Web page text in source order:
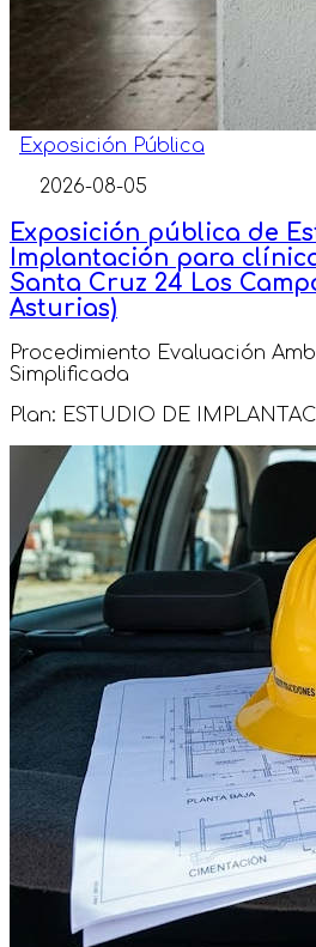
Exposición Pública
2026-08-05
Exposición pública de Estudio de
Implantación para
Santa Cruz 24 Los
Asturias)
Procedimiento Evaluación
Simplificada
Plan: ESTUDIO DE